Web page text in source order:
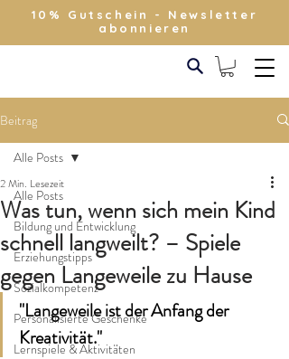
10% Gutschein - Newsletter
abonnieren
Beitrag
Alle Posts
Bildung und Entwicklung
Erziehungstipps
Sozialkompetenz
Personalisierte Geschenke
Lernspiele & Aktivitäten
Alle Posts
Was tun, wenn sich mein Kind
schnell langweilt? – Spiele
gegen Langeweile zu Hause
2 Min. Lesezeit
"Langeweile ist der Anfang der
Kreativität."